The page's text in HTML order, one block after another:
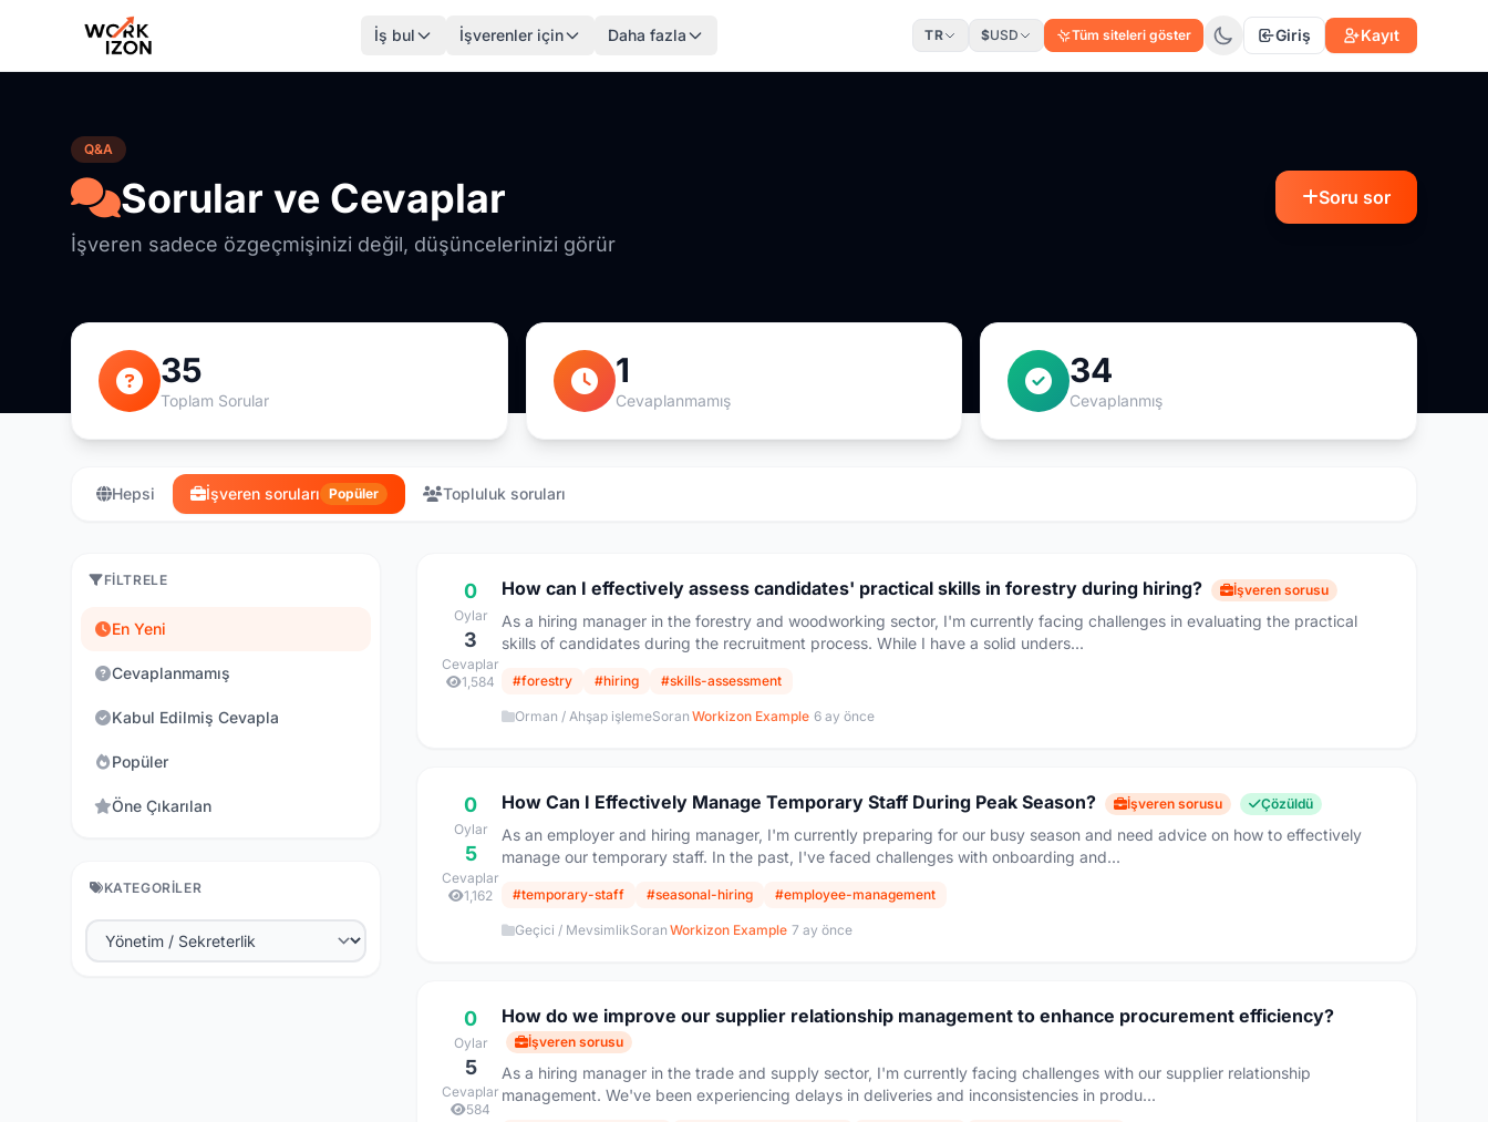
İş bul İşverenler için Daha fazla TR $USD Tüm siteleri göster Giriş Kayıt
Q&A
Sorular ve Cevaplar
İşveren sadece özgeçmişinizi değil, düşüncelerinizi görür
Soru sor
35
Toplam Sorular
1
Cevaplanmamış
34
Cevaplanmış
Hepsi İşveren soruları Popüler Topluluk soruları
FILTRELE
En Yeni
Cevaplanmamış
Kabul Edilmiş Cevapla
Popüler
Öne Çıkarılan
KATEGORILER
0
Oylar
3
Cevaplar
1,584
How can I effectively assess candidates' practical skills in forestry during hiring? İşveren sorusu
As a hiring manager in the forestry and woodworking sector, I'm currently facing challenges in evaluating the practical
skills of candidates during the recruitment process. While I have a solid unders...
#forestry #hiring #skills-assessment
Orman / Ahşap işlemeSoran Workizon Example 6 ay önce
0
Oylar
5
Cevaplar
1,162
How Can I Effectively Manage Temporary Staff During Peak Season? İşveren sorusu Çözüldü
As an employer and hiring manager, I'm currently preparing for our busy season and need advice on how to effectively
manage our temporary staff. In the past, I've faced challenges with onboarding and...
#temporary-staff #seasonal-hiring #employee-management
Geçici / MevsimlikSoran Workizon Example 7 ay önce
0
Oylar
5
Cevaplar
584
How do we improve our supplier relationship management to enhance procurement efficiency?
İşveren sorusu
As a hiring manager in the trade and supply sector, I'm currently facing challenges with our supplier relationship
management. We've been experiencing delays in deliveries and inconsistencies in produ...